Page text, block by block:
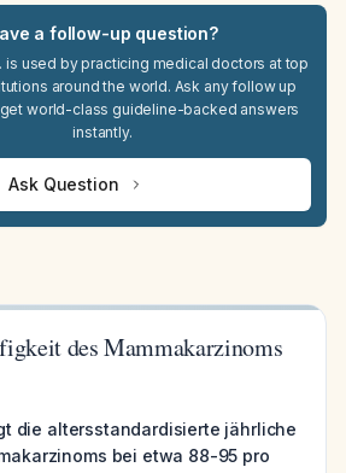
a follow-up question?
is used by practicing medical doctors at top
around the world. Ask any follow up
world-class guideline-backed answers
instantly.
Ask Question
des Mammakarzinoms
die altersstandardisierte jährliche
bei etwa 88-95 pro